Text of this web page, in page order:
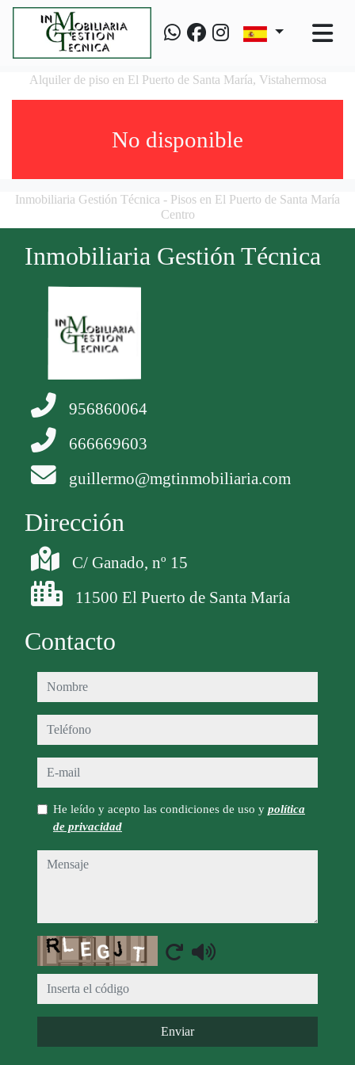
Alquiler de piso en El Puerto de Santa María, Vistahermosa
No disponible
Inmobiliaria Gestión Técnica - Pisos en El Puerto de Santa María
Centro
Inmobiliaria Gestión Técnica
956860064
666669603
guillermo@mgtinmobiliaria.com
Dirección
C/ Ganado, nº 15
11500 El Puerto de Santa María
Contacto
nombre
teléfono
e-mail
He leído y acepto las condiciones de uso y política
de privacidad
mensaje
Captcha
Enviar